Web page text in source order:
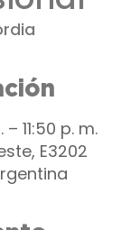
11:50 p. m.
E3202